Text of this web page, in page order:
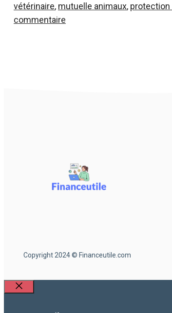
vétérinaire, mutuelle animaux, protection
commentaire
Copyright 2024 © Financeutile.com
Fermer